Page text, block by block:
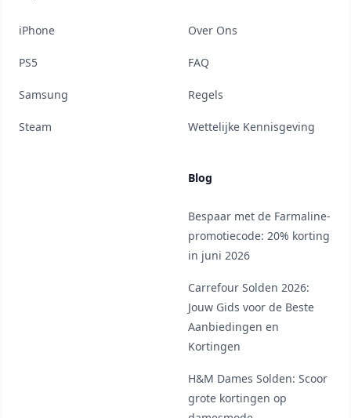
iPhone
PS5
Samsung
Steam
Over Ons
FAQ
Regels
Wettelijke Kennisgeving
Blog
Bespaar met de Farmaline-
promotiecode: 20% korting
in juni 2026
Carrefour Solden 2026:
Jouw Gids voor de Beste
Aanbiedingen en
Kortingen
H&M Dames Solden: Scoor
grote kortingen op